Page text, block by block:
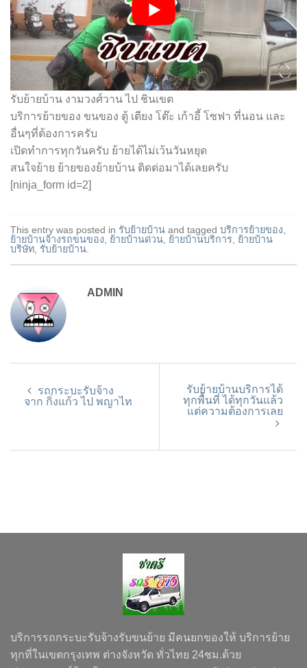
รับย้ายบ้าน งามวงศ์วาน ไป ชินเขต
บริการย้ายของ ขนของ ตู้ เตียง โต๊ะ เก้าอี้ โซฟา ที่นอน และ
อื่นๆที่ต้องการครับ
เปิดทำการทุกวันครับ ย้ายได้ไม่เว้นวันหยุด
สนใจย้าย ย้ายของย้ายบ้าน ติดต่อมาได้เลยครับ
[ninja_form id=2]
This entry was posted in รับย้ายบ้าน and tagged บริการย้ายของ,
ย้ายบ้านจ้างรถขนของ, ย้ายบ้านด่วน, ย้ายบ้านบริการ, ย้ายบ้าน
บริษัท, รับย้ายบ้าน.
ADMIN
รถกระบะรับจ้าง
จาก กิ่งแก้ว ไป พญาไท
รับย้ายบ้านบริการได้
ทุกพื้นที่ ได้ทุกวันแล้ว
แต่ความต้องการเลย
บริการรถกระบะรับจ้างรับขนย้าย มีคนยกของให้ บริการย้าย
ทุกที่ในเขตกรุงเทพ ต่างจังหวัด ทั่วไทย 24ชม.ด้วย